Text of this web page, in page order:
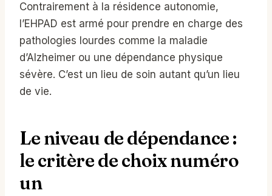
Contrairement à la résidence autonomie,
l’EHPAD est armé pour prendre en charge des
pathologies lourdes comme la maladie
d’Alzheimer ou une dépendance physique
sévère. C’est un lieu de soin autant qu’un lieu
de vie.
Le niveau de dépendance :
le critère de choix numéro
un